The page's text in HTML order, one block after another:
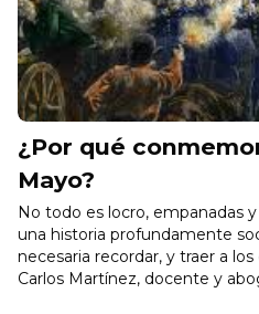
¿Por qué
Mayo?
No todo es locro, empanadas
una historia profundamente
necesaria recordar, y traer a
Carlos Martínez, docente y
19/05 - 9:37hs